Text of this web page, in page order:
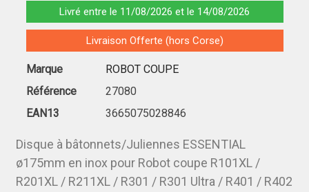
Livré entre le 11/08/2026 et le 14/08/2026
Livraison Offerte (hors Corse)
Marque
ROBOT COUPE
Référence
27080
EAN13
3665075028846
Disque à bâtonnets/Juliennes ESSENTIAL
ø175mm en inox pour Robot coupe R101XL /
R201XL / R211XL / R301 / R301 Ultra / R401 / R402